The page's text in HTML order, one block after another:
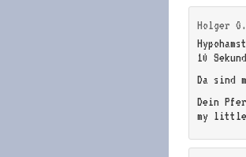
Holger
10
Da
Dein
my little